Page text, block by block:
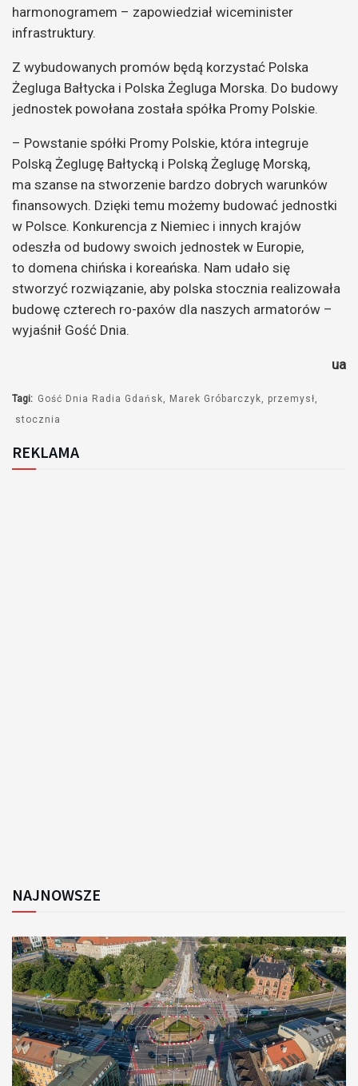
harmonogramem – zapowiedział wiceminister
infrastruktury.
Z wybudowanych promów będą korzystać Polska
Żegluga Bałtycka i Polska Żegluga Morska. Do budowy
jednostek powołana została spółka Promy Polskie.
– Powstanie spółki Promy Polskie, która integruje
Polską Żeglugę Bałtycką i Polską Żeglugę Morską,
ma szanse na stworzenie bardzo dobrych warunków
finansowych. Dzięki temu możemy budować jednostki
w Polsce. Konkurencja z Niemiec i innych krajów
odeszła od budowy swoich jednostek w Europie,
to domena chińska i koreańska. Nam udało się
stworzyć rozwiązanie, aby polska stocznia realizowała
budowę czterech ro-paxów dla naszych armatorów –
wyjaśnił Gość Dnia.
ua
Tagi: Gość Dnia Radia Gdańsk Marek Gróbarczyk
przemysł
stocznia
REKLAMA
NAJNOWSZE